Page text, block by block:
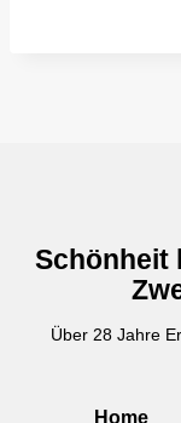
Schönheit
Über 28 Jahre
Home